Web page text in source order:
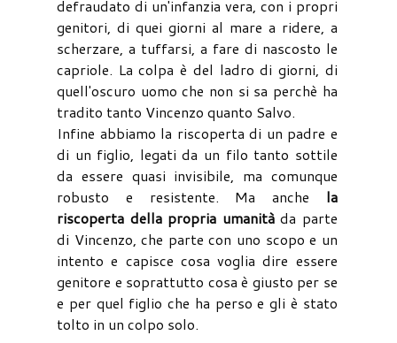
defraudato di un'infanzia vera, con i propri
genitori, di quei giorni al mare a ridere, a
scherzare, a tuffarsi, a fare di nascosto le
capriole. La colpa è del ladro di giorni, di
quell'oscuro uomo che non si sa perchè ha
tradito tanto Vincenzo quanto Salvo.
Infine abbiamo la riscoperta di un padre e
di un figlio, legati da un filo tanto sottile
da essere quasi invisibile, ma comunque
robusto e resistente. Ma anche la
riscoperta della propria umanitàda parte
di Vincenzo, che parte con uno scopo e un
intento e capisce cosa voglia dire essere
genitore e soprattutto cosa è giusto per se
e per quel figlio che ha perso e gli è stato
tolto in un colpo solo.